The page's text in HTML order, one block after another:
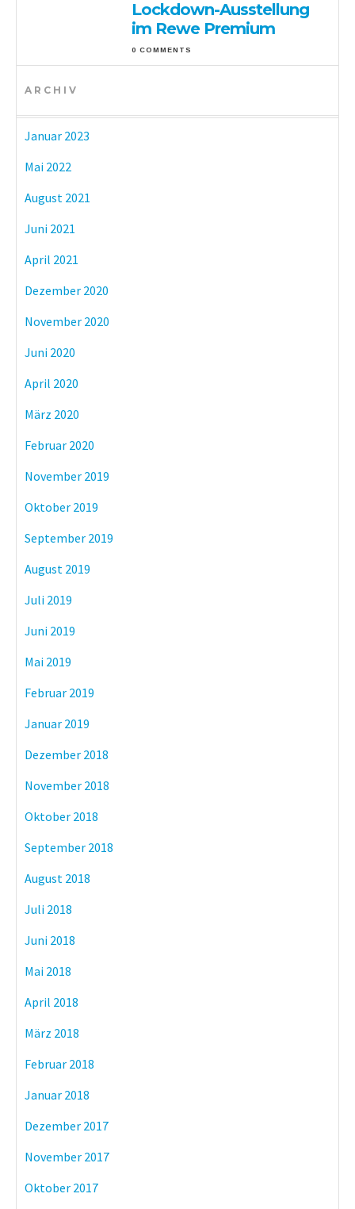
Lockdown-Ausstellung
im Rewe Premium
0 COMMENTS
ARCHIV
Januar 2023
Mai 2022
August 2021
Juni 2021
April 2021
Dezember 2020
November 2020
Juni 2020
April 2020
März 2020
Februar 2020
November 2019
Oktober 2019
September 2019
August 2019
Juli 2019
Juni 2019
Mai 2019
Februar 2019
Januar 2019
Dezember 2018
November 2018
Oktober 2018
September 2018
August 2018
Juli 2018
Juni 2018
Mai 2018
April 2018
März 2018
Februar 2018
Januar 2018
Dezember 2017
November 2017
Oktober 2017